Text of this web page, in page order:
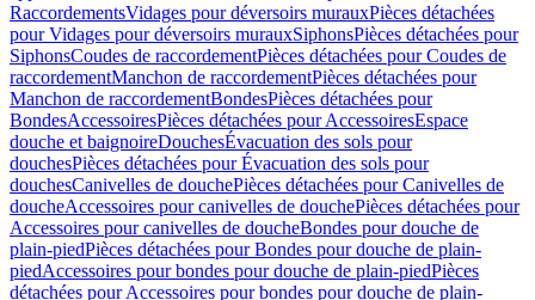
RaccordementsVidages pour déversoirs murauxPièces détachées
pour Vidages pour déversoirs murauxSiphonsPièces détachées pour
SiphonsCoudes de raccordementPièces détachées pour Coudes de
raccordementManchon de raccordementPièces détachées pour
Manchon de raccordementBondesPièces détachées pour
BondesAccessoiresPièces détachées pour AccessoiresEspace
douche et baignoireDouchesÉvacuation des sols pour
douchesPièces détachées pour Évacuation des sols pour
douchesCanivelles de douchePièces détachées pour Canivelles de
doucheAccessoires pour canivelles de douchePièces détachées pour
Accessoires pour canivelles de doucheBondes pour douche de
plain-piedPièces détachées pour Bondes pour douche de plain-
piedAccessoires pour bondes pour douche de plain-piedPièces
détachées pour Accessoires pour bondes pour douche de plain-